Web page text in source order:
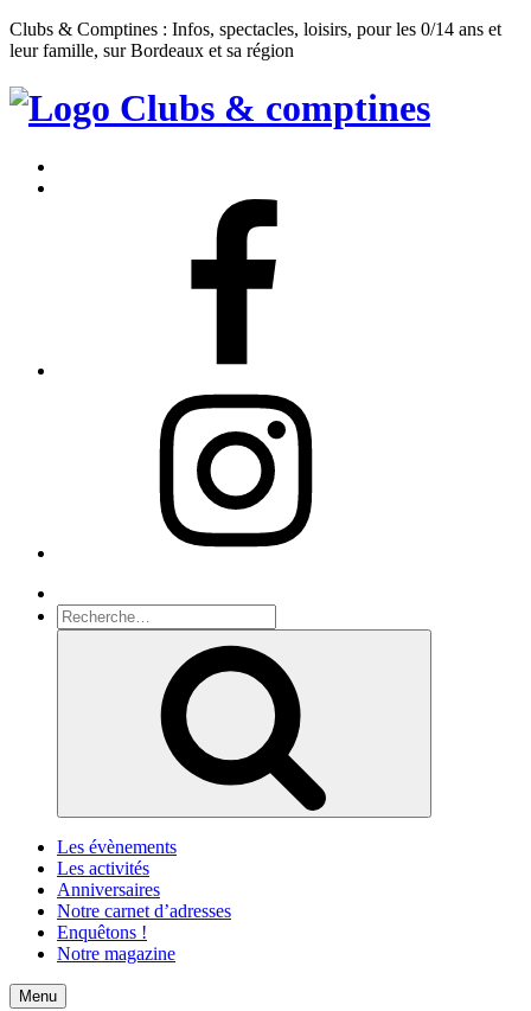
Clubs & Comptines : Infos, spectacles, loisirs, pour les 0/14 ans et
leur famille, sur Bordeaux et sa région
Clubs
Comptines
Recherche
pour
Les évènements
Les activités
Anniversaires
Notre carnet d’adresses
Enquêtons !
Notre magazine
Accueil
Menu Contact